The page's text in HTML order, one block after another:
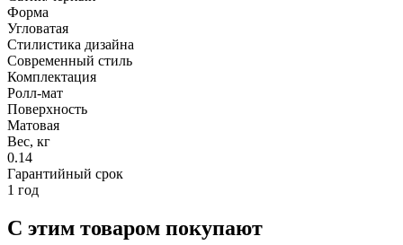
Форма
Угловатая
Стилистика дизайна
Современный стиль
Комплектация
Ролл-мат
Поверхность
Матовая
Вес, кг
0.14
Гарантийный срок
1 год
С этим товаром покупают